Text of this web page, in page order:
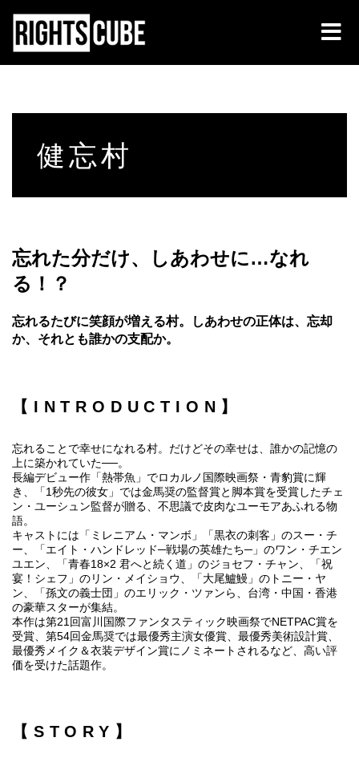
健忘村
忘れた分だけ、しあわせに…なれ
る！？
忘れるたびに笑顔が増える村。しあわせの正体は、忘却
か、それとも誰かの支配か。
【INTRODUCTION】
忘れることで幸せになれる村。だけどその幸せは、誰かの記憶の
上に築かれていた──。
長編デビュー作「熱帯魚」でロカルノ国際映画祭・青豹賞に輝
き、「1秒先の彼女」では金馬奨の監督賞と脚本賞を受賞したチェ
ン・ユーシュン監督が贈る、不思議で皮肉なユーモアあふれる物
語。
キャストには「ミレニアム・マンボ」「黒衣の刺客」のスー・チ
ー、「エイト・ハンドレッド─戦場の英雄たち─」のワン・チエン
ユエン、「青春18×2 君へと続く道」のジョセフ・チャン、「祝
宴！シェフ」のリン・メイショウ、「大尾鱸鰻」のトニー・ヤ
ン、「孫文の義士団」のエリック・ツァンら、台湾・中国・香港
の豪華スターが集結。
本作は第21回富川国際ファンタスティック映画祭でNETPAC賞を
受賞、第54回金馬奨では最優秀主演女優賞、最優秀美術設計賞、
最優秀メイク＆衣装デザイン賞にノミネートされるなど、高い評
価を受けた話題作。
【STORY】